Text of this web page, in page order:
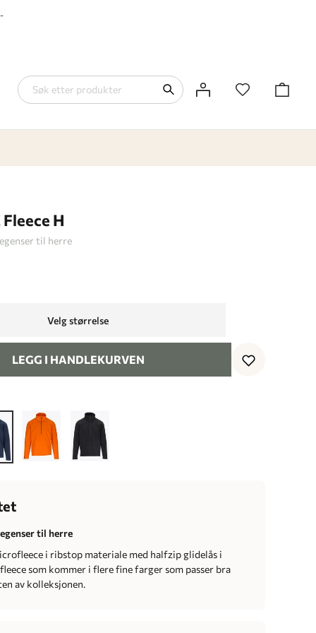
H
til herre
Velg størrelse
LEGG I HANDLEKURVEN
til herre
i ribstop materiale med halfzip glidelås i
som kommer i flere fine farger som passer bra
av kolleksjonen.